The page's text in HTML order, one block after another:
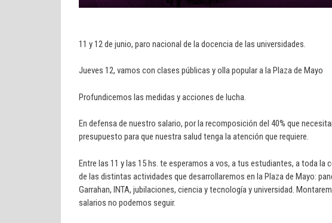
11 y 12 de junio, paro nacional de la docencia de las universidades.
Jueves 12, vamos con clases públicas y olla popular a la Plaza de Mayo
Profundicemos las medidas y acciones de lucha.
En defensa de nuestro salario, por la recomposición del 40% que
presupuesto para que nuestra salud tenga la atención que requiere.
Entre las 11 y las 15 hs. te esperamos a vos, a tus estudiantes, a toda
de las distintas actividades que desarrollaremos en la Plaza de Mayo:
Garrahan, INTA, jubilaciones, ciencia y tecnología y universidad.
salarios no podemos seguir.